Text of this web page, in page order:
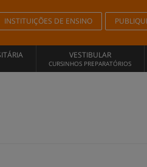
INSTITUIÇÕES DE ENSINO
VESTIBULAR
CURSINHOS PREPARATÓRIOS